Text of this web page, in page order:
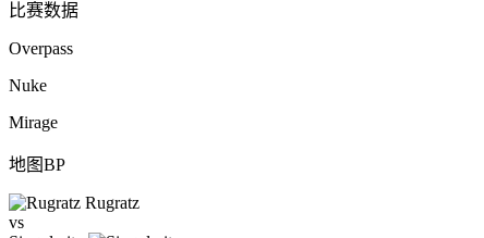
比赛数据
Overpass
Nuke
Mirage
地图BP
Rugratz
vs